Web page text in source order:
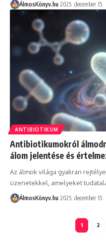
ÁlmosKönyv.hu 2025. december 15.
ANTIBIOTIKUM
Antibiotikumokról
álom jelentése és
Az álmok világa gyakran
üzenetekkel, amelyeket
ÁlmosKönyv.hu 2025. december 15.
1 2